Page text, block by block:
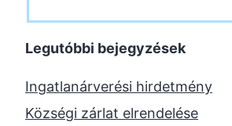
Legutóbbi bejegyzések
Ingatlanárverési hirdetmény
Községi zárlat elrendelése